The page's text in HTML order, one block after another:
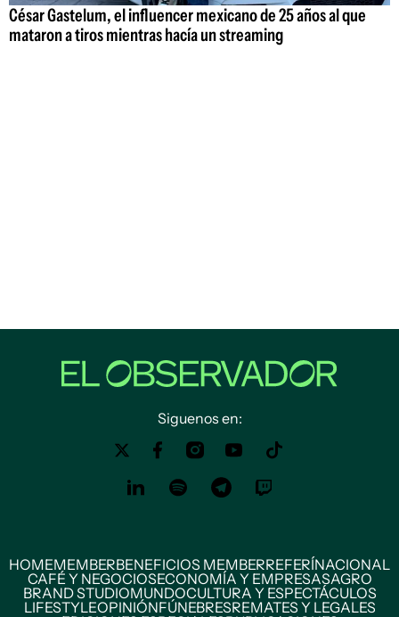
César Gastelum, el influencer mexicano de 25 años al que
mataron a tiros mientras hacía un streaming
Siguenos en:
HOMEMEMBERBENEFICIOS MEMBERREFERÍNACIONAL
CAFÉ Y NEGOCIOSECONOMÍA Y EMPRESASAGRO
BRAND STUDIOMUNDOCULTURA Y ESPECTÁCULOS
LIFESTYLEOPINIÓNFÚNEBRESREMATES Y LEGALES